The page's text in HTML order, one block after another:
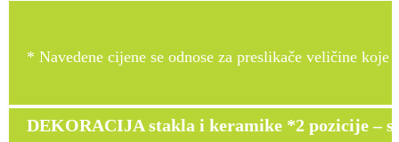
* Navedene cijene se odnose za preslikače veličine
DEKORACIJA stakla i keramike *2 pozicije –